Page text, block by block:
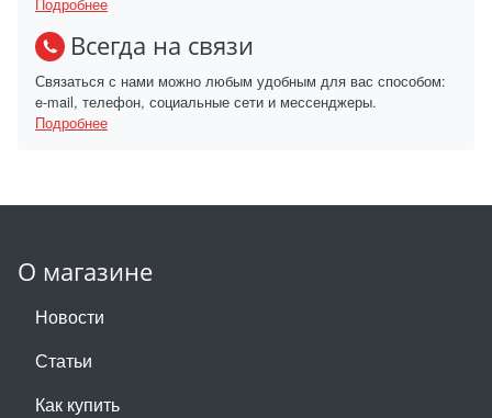
Всегда на связи
Связаться с нами можно любым удобным для вас способом:
e-mail, телефон, социальные сети и мессенджеры.
Подробнее
О магазине
Новости
Статьи
Как купить